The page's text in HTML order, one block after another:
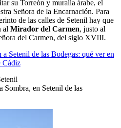
su Torreón y muralla árabe, el
Señora de la Encarnación. Para
de las calles de Setenil hay que
al Mirador del Carmen, justo al
del Carmen, del siglo XVIII.
a Setenil de las Bodegas: qué ver en
Cádiz
Sombra, en Setenil de las